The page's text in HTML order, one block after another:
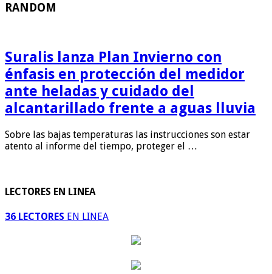
RANDOM
Suralis lanza Plan Invierno con
énfasis en protección del medidor
ante heladas y cuidado del
alcantarillado frente a aguas lluvia
Sobre las bajas temperaturas las instrucciones son estar
atento al informe del tiempo, proteger el …
LECTORES EN LINEA
36 LECTORES EN LINEA